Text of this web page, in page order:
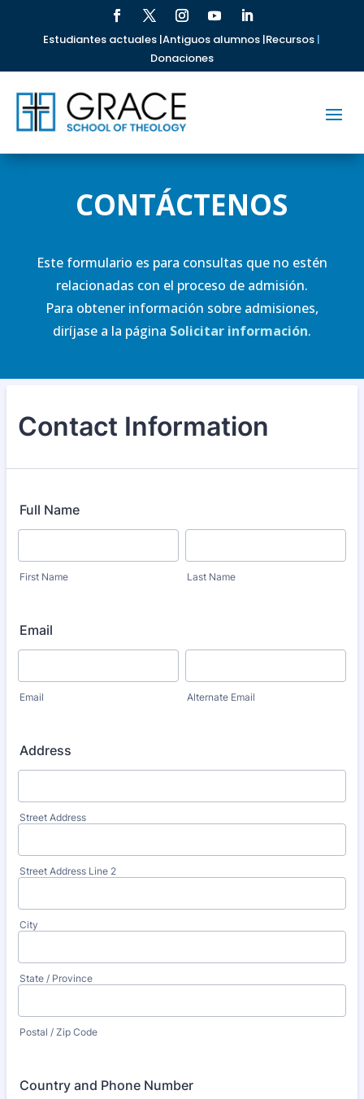
Estudiantes actuales |Antiguos alumnos |Recursos |
Donaciones
CONTÁCTENOS
Este formulario es para consultas que no estén
relacionadas con el proceso de admisión.
Para obtener información sobre admisiones,
diríjase a la página Solicitar información.